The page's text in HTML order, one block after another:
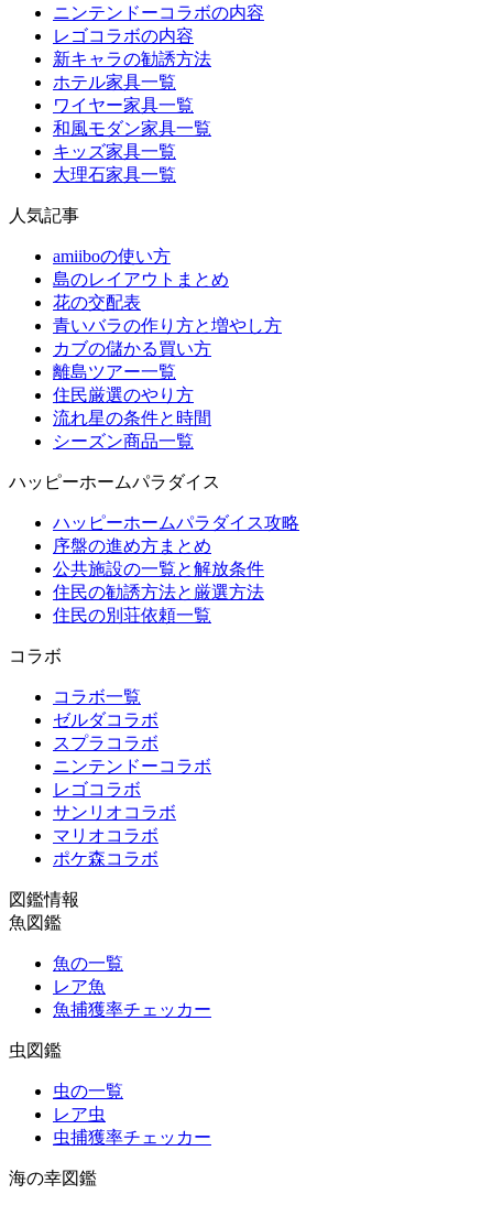
ニンテンドーコラボの内容
レゴコラボの内容
新キャラの勧誘方法
ホテル家具一覧
ワイヤー家具一覧
和風モダン家具一覧
キッズ家具一覧
大理石家具一覧
人気記事
amiiboの使い方
島のレイアウトまとめ
花の交配表
青いバラの作り方と増やし方
カブの儲かる買い方
離島ツアー一覧
住民厳選のやり方
流れ星の条件と時間
シーズン商品一覧
ハッピーホームパラダイス
ハッピーホームパラダイス攻略
序盤の進め方まとめ
公共施設の一覧と解放条件
住民の勧誘方法と厳選方法
住民の別荘依頼一覧
コラボ
コラボ一覧
ゼルダコラボ
スプラコラボ
ニンテンドーコラボ
レゴコラボ
サンリオコラボ
マリオコラボ
ポケ森コラボ
図鑑情報
魚図鑑
魚の一覧
レア魚
魚捕獲率チェッカー
虫図鑑
虫の一覧
レア虫
虫捕獲率チェッカー
海の幸図鑑